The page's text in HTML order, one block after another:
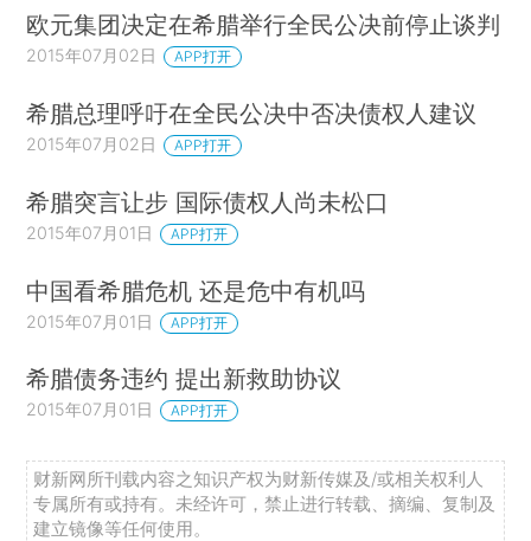
欧元集团决定在希腊举行全民公决前停止谈判
2015年07月02日 APP打开
希腊总理呼吁在全民公决中否决债权人建议
2015年07月02日 APP打开
希腊突言让步 国际债权人尚未松口
2015年07月01日 APP打开
中国看希腊危机 还是危中有机吗
2015年07月01日 APP打开
希腊债务违约 提出新救助协议
2015年07月01日 APP打开
财新网所刊载内容之知识产权为财新传媒及/或相关权利人
专属所有或持有。未经许可，禁止进行转载、摘编、复制及
建立镜像等任何使用。